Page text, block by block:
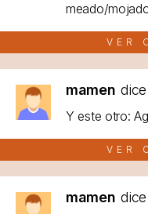
meado/
VER
mamen
Y este otro:
VER
mamen